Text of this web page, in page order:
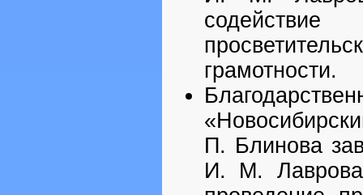
грамотности.
П. Блинова
И. М.